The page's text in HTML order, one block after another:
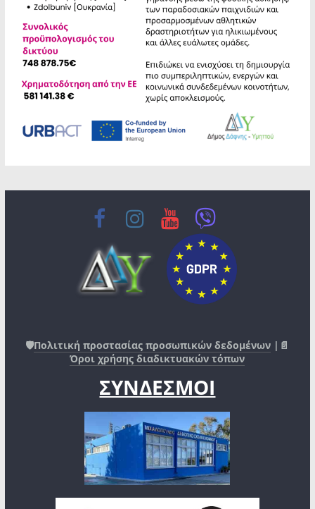
🛡️Πολιτική προστασίας προσωπικών δεδομένων |📄
Όροι χρήσης διαδικτυακών τόπων
ΣΥΝΔΕΣΜΟΙ